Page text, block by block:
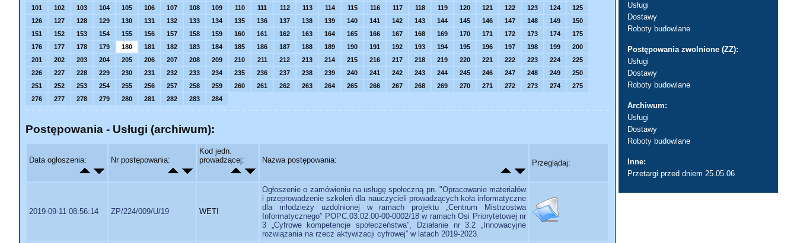
101
102 103 104 105 106 107 108 109 110 111 112 113 114 115 116 117 118 119 120 121 122 123 124
125
126
127 128 129 130 131 132 133 134 135 136 137 138 139 140 141 142 143 144 145 146 147 148 149
150
151
152 153 154 155 156 157 158 159 160 161 162 163 164 165 166 167 168 169 170 171 172 173 174
175
176
177 178 179 180 181 182 183 184 185 186 187 188 189 190 191 192 193 194 195 196 197 198 199
200
201
202 203 204 205 206 207 208 209 210 211 212 213 214 215 216 217 218 219 220 221 222 223 224
225
226
227 228 229 230 231 232 233 234 235 236 237 238 239 240 241 242 243 244 245 246 247 248 249
250
251
252 253 254 255 256 257 258 259 260 261 262 263 264 265 266 267 268 269 270 271 272 273 274
275
276
277 278 279 280 281 282 283 284
Postępowania - Usługi (archiwum):
Data ogłoszenia: Nr postępowania:
Kod jedn.
prowadzącej:
Nazwa postępowania: Przeglądaj:
2019-09-11 08:56:14 ZP/224/009/U/19 WETI
Ogłoszenie o zamówieniu na usługę społeczną pn. "Opracowanie materiałów
i przeprowadzenie szkoleń dla nauczycieli prowadzących koła informatyczne
dla młodzieży uzdolnionej w ramach projektu „Centrum Mistrzostwa
Informatycznego” POPC.03.02.00-00-0002/18 w ramach Osi Priorytetowej nr
3 „Cyfrowe kompetencje społeczeństwa”, Działanie nr 3.2 „Innowacyjne
rozwiązania na rzecz aktywizacji cyfrowej” w latach 2019-2023.
Usługi
Dostawy
Roboty budowlane
Postępowania zwolnione (ZZ):
Usługi
Dostawy
Roboty budowlane
Archiwum:
Usługi
Dostawy
Roboty budowlane
Inne:
Przetargi przed dniem 25.05.06